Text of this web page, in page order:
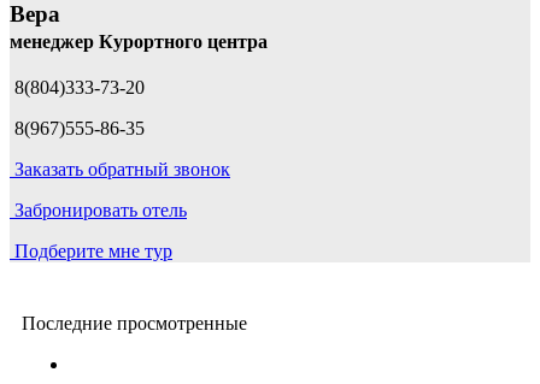
Вера
менеджер Курортного центра
8(804)333-73-20
8(967)555-86-35
Заказать обратный звонок
Забронировать отель
Подберите мне тур
Последние просмотренные